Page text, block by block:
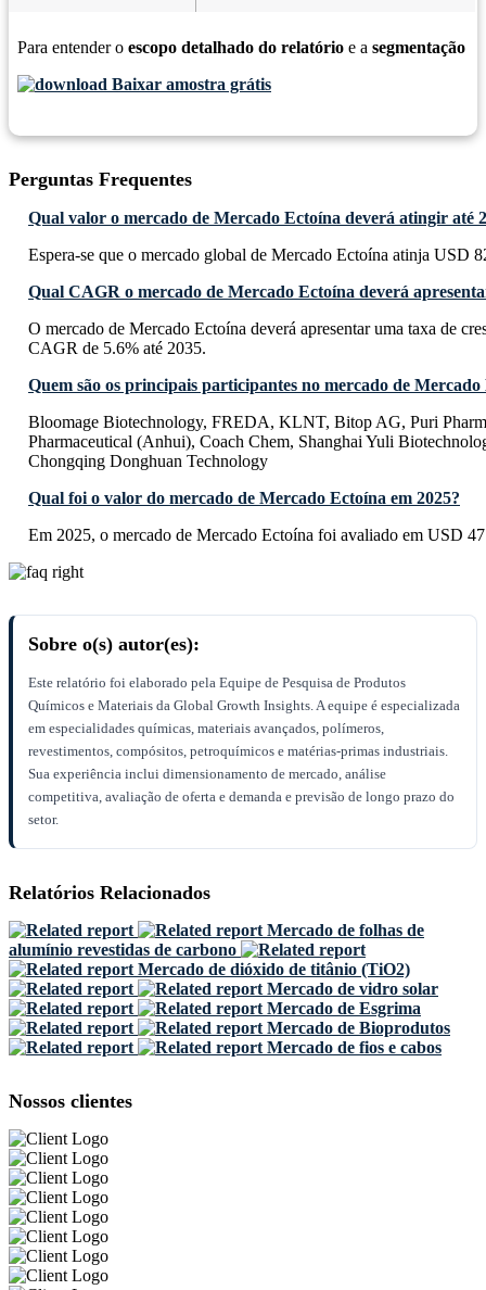
Para entender o escopo detalhado do relatório e a segmentação
Baixar amostra grátis
Perguntas Frequentes
Qual valor o mercado de Mercado Ectoína deverá atingir até
Espera-se que o mercado global de Mercado Ectoína atinja USD
Qual CAGR o mercado de Mercado Ectoína deverá
O mercado de Mercado Ectoína deverá apresentar uma taxa de
CAGR de 5.6% até 2035.
Quem são os principais participantes no mercado de Mercado
Bloomage Biotechnology, FREDA, KLNT, Bitop AG, Puri
Pharmaceutical (Anhui), Coach Chem, Shanghai Yuli
Chongqing Donghuan Technology
Qual foi o valor do mercado de Mercado Ectoína em 2025?
Em 2025, o mercado de Mercado Ectoína foi avaliado em USD
Sobre o(s) autor(es):
Este relatório foi elaborado pela Equipe de Pesquisa de Produtos
Químicos e Materiais da Global Growth Insights. A equipe é especializada
em especialidades químicas, materiais avançados, polímeros,
revestimentos, compósitos, petroquímicos e matérias-primas industriais.
Sua experiência inclui dimensionamento de mercado, análise
competitiva, avaliação de oferta e demanda e previsão de longo prazo do
setor.
Relatórios Relacionados
Mercado de folhas de
alumínio revestidas de carbono
Mercado de dióxido de titânio (TiO2)
Mercado de vidro solar
Mercado de Esgrima
Mercado de Bioprodutos
Mercado de fios e cabos
Nossos clientes